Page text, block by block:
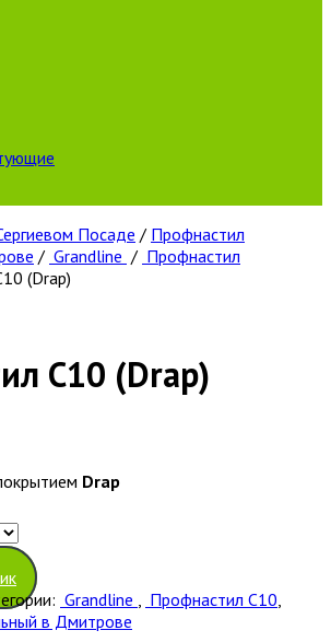
Посаде / Профнастил
/ Grandline / Профнастил
(Drap)
С10 (Drap)
Drap
Grandline Профнастил С10
в Дмитрове